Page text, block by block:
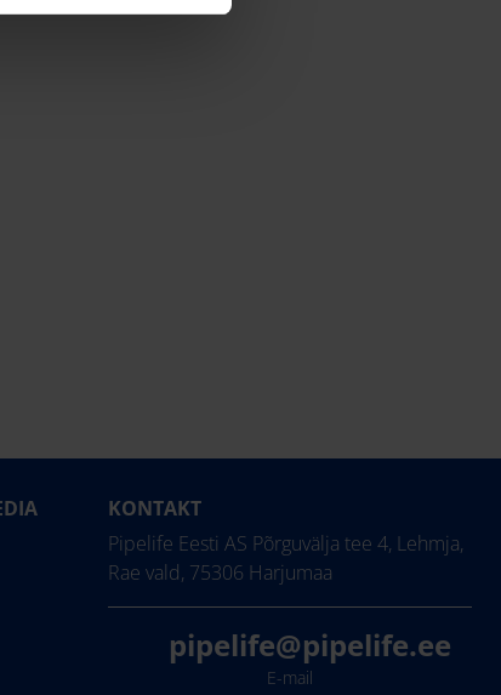
KONTAKT
Pipelife Eesti AS Põrguvälja tee 4, Lehmja,
Rae vald, 75306 Harjumaa
pipelife@pipelife.ee
E-mail